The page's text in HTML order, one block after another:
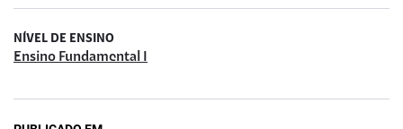
NÍVEL DE ENSINO
Ensino Fundamental I